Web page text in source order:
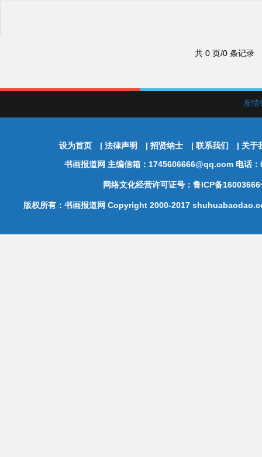
共 0 页/0 条记录
友
设为首页 | 法律声明 | 招贤纳士 | 联系我们 | 关于
书画报道网 主编信箱：1745606666@qq.com 电话
网络文化经营许可证号：鲁ICP备
版权所有：书画报道网 Copyright 2000-2017